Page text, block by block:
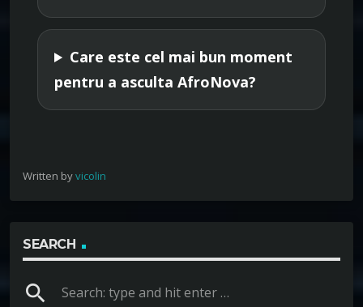
Care este cel mai bun moment
pentru a asculta AfroNova?
Written byvicolin
SEARCH
search